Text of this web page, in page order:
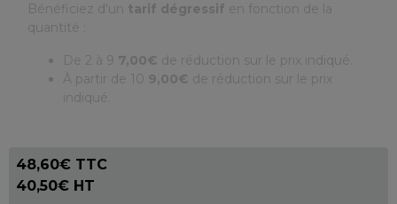
Bénéficiez d'un tarif dégressif en fonction de la
quantité :
De 2 à 9 7,00€ de réduction sur le prix indiqué.
À partir de 10 9,00€ de réduction sur le prix
indiqué.
48,60€ TTC
40,50€ HT